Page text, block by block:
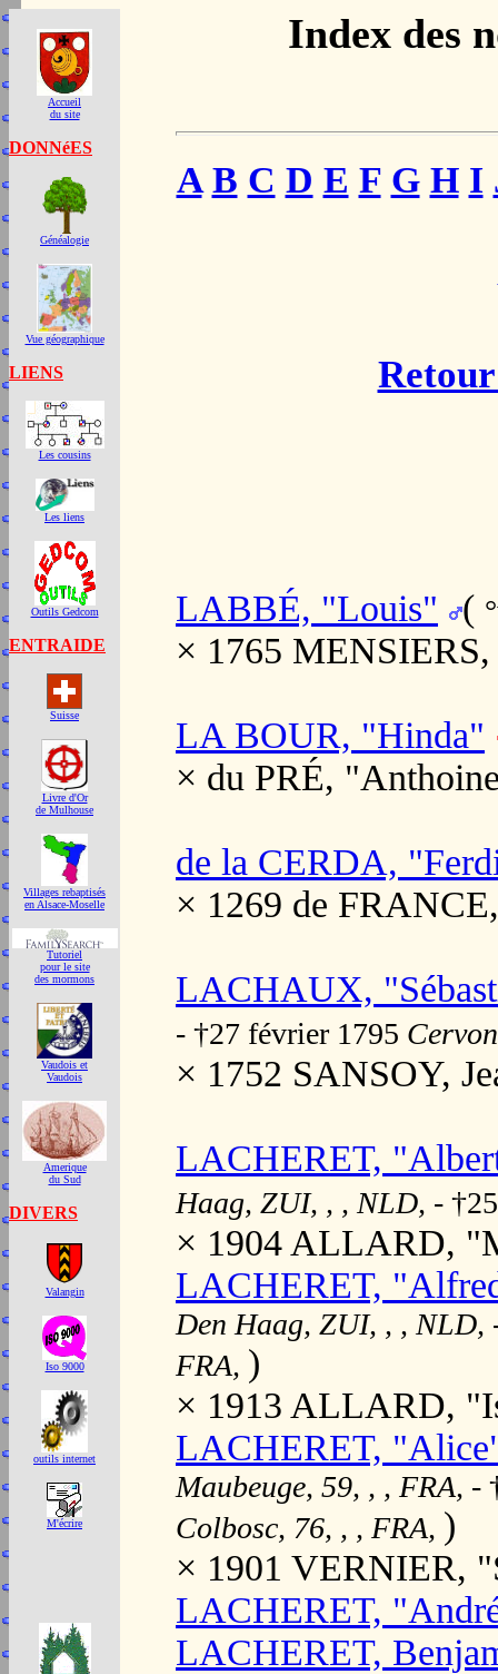
Accueil
du site
DONNéES
Généalogie
Vue géographique
LIENS
Les cousins
Les liens
Outils Gedcom
ENTRAIDE
Suisse
Livre d'Or
de Mulhouse
Villages rebaptisés
en Alsace-Moselle
Tutoriel
pour le site
des mormons
Vaudois et
Vaudois
Amerique
du Sud
DIVERS
Valangin
Iso 9000
outils internet
M'écrire
Index des
A B C D E F G H I
LABBÉ, "Louis" (
× 1765
LA BOUR, "Hinda"
× du PRÉ,
de la CERDA,
× 1269 de
LACHAUX,
- †27 février 1795
× 1752 SANSOY,
LACHERET,
Haag, ZUI, , , NLD, -
× 1904 ALLARD,
LACHERET,
Den Haag, ZUI, , , NLD,
FRA, )
× 1913 ALLARD,
LACHERET,
Maubeuge, 59, , , FRA, -
Colbosc, 76, , , FRA, )
× 1901 VERNIER,
LACHERET,
LACHERET,